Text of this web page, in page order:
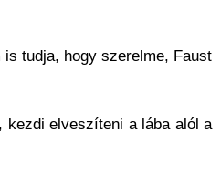
tudja, hogy szerelme, Faust
kezdi elveszíteni a lába alól a